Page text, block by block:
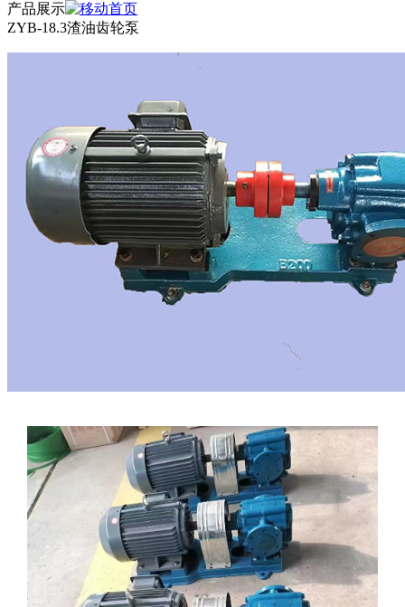
产品展示
ZYB-18.3渣油齿轮泵